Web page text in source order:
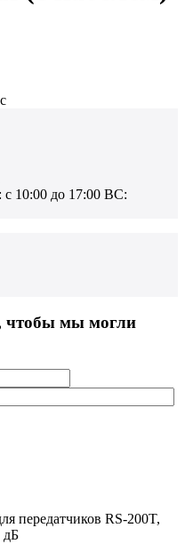
10:00 до 17:00 ВС:
чтобы мы могли
передатчиков RS-200T,
дБ